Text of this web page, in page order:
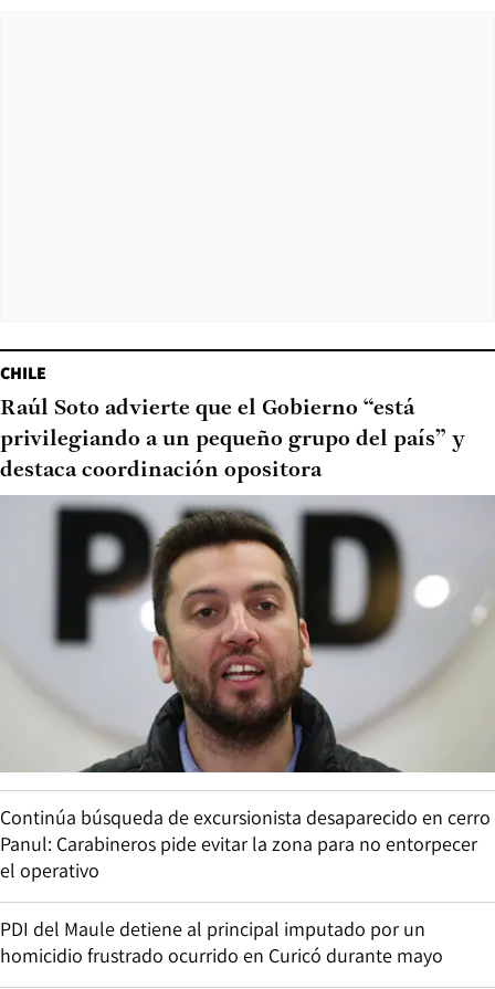
CHILE
Raúl Soto advierte que el Gobierno “está
privilegiando a un pequeño grupo del país” y
destaca coordinación opositora
Continúa búsqueda de excursionista desaparecido en cerro
Panul: Carabineros pide evitar la zona para no entorpecer
el operativo
PDI del Maule detiene al principal imputado por un
homicidio frustrado ocurrido en Curicó durante mayo